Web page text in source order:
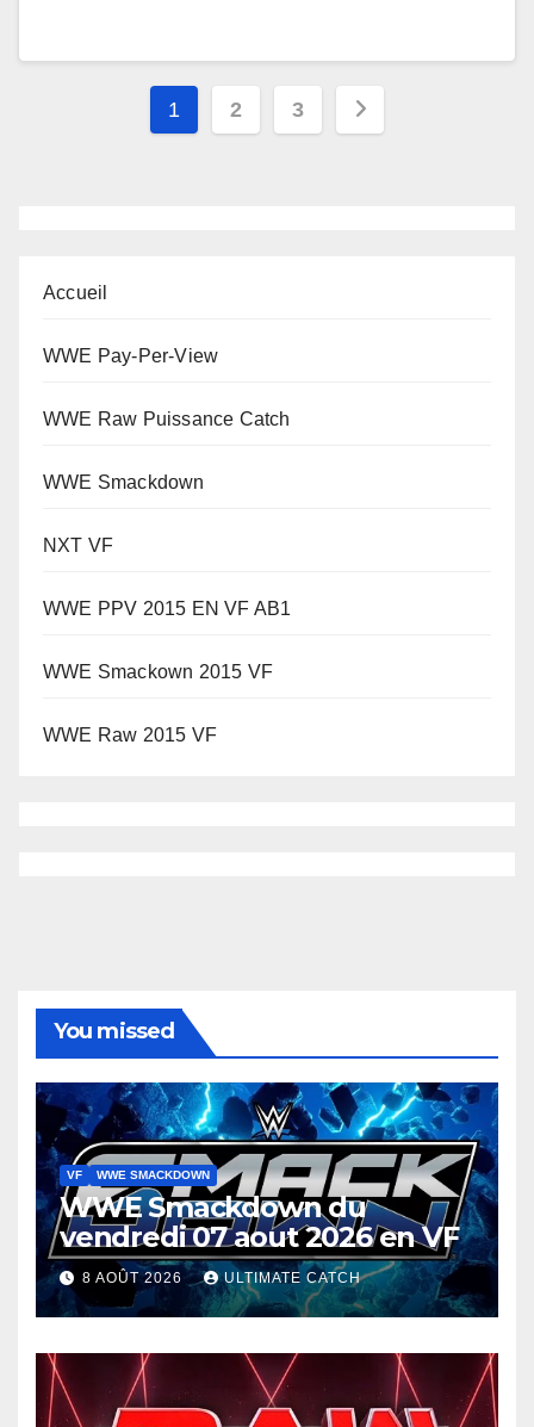
Pagination
1 2 3
Accueil
WWE Pay-Per-View
WWE Raw Puissance Catch
WWE Smackdown
NXT VF
WWE PPV 2015 EN VF AB1
WWE Smackown 2015 VF
WWE Raw 2015 VF
You missed
VF WWE SMACKDOWN
WWE Smackdown du
vendredi 07 aout 2026 en VF
8 AOÛT 2026 ULTIMATE CATCH